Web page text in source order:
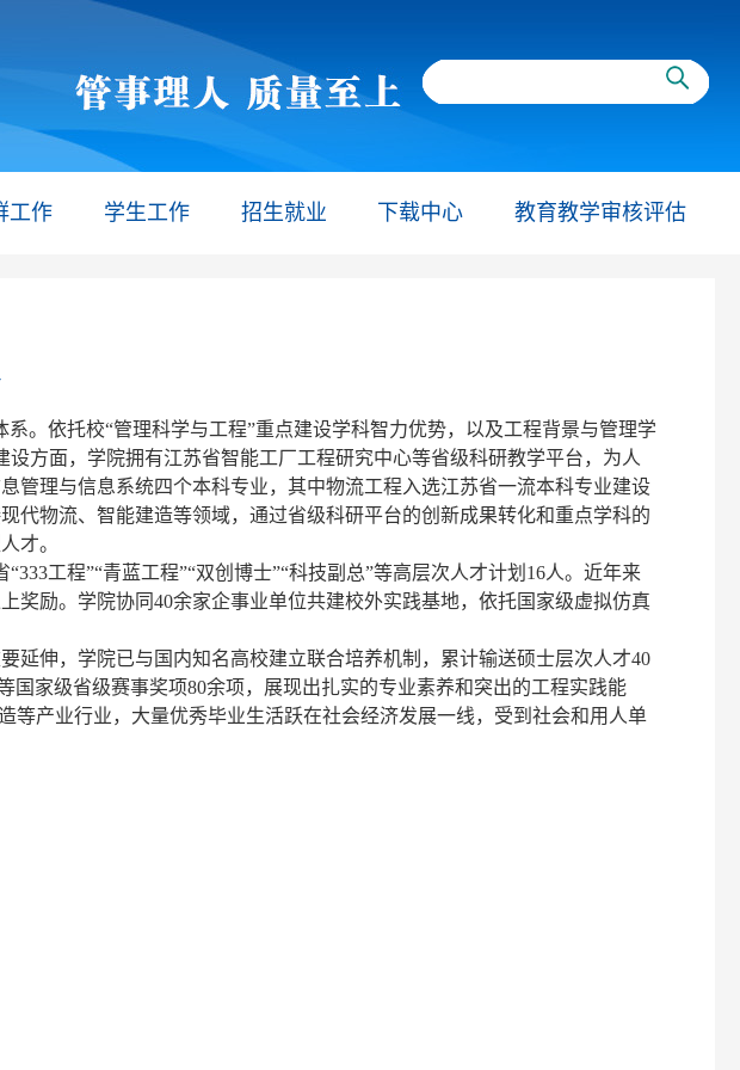
工作 学生工作 招生就业 下载中心 教育教学审核评估
。依托校“管理科学与工程”重点建设学科智力优势，以及工程背景与管理学
方面，学院拥有江苏省智能工厂工程研究中心等省级科研教学平台，为人
管理与信息系统四个本科专业，其中物流工程入选江苏省一流本科专业建设
代物流、智能建造等领域，通过省级科研平台的创新成果转化和重点学科的
才。
工程”“青蓝工程”“双创博士”“科技副总”等高层次人才计划16人。近年来
奖励。学院协同40余家企事业单位共建校外实践基地，依托国家级虚拟仿真
延伸，学院已与国内知名高校建立联合培养机制，累计输送硕士层次人才40
家级省级赛事奖项80余项，展现出扎实的专业素养和突出的工程实践能
产业行业，大量优秀毕业生活跃在社会经济发展一线，受到社会和用人单